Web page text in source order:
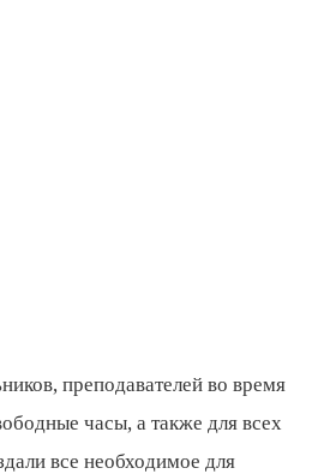
преподавателей во время
часы, а также для всех
все необходимое для